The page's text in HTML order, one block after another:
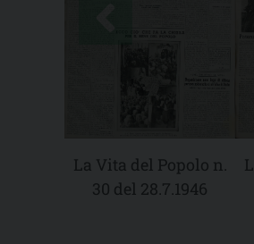
La Vita del Popolo n.
30 del 28.7.1946